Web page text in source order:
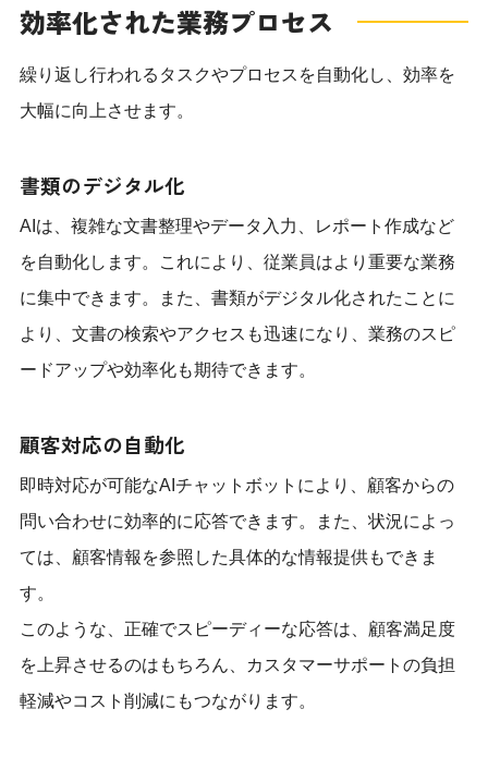
効率化された業務プロセス
繰り返し行われるタスクやプロセスを自動化し、効率を
大幅に向上させます。
書類のデジタル化
AIは、複雑な文書整理やデータ入力、レポート作成など
を自動化します。これにより、従業員はより重要な業務
に集中できます。また、書類がデジタル化されたことに
より、文書の検索やアクセスも迅速になり、業務のスピ
ードアップや効率化も期待できます。
顧客対応の自動化
即時対応が可能なAIチャットボットにより、顧客からの
問い合わせに効率的に応答できます。また、状況によっ
ては、顧客情報を参照した具体的な情報提供もできま
す。
このような、正確でスピーディーな応答は、顧客満足度
を上昇させるのはもちろん、カスタマーサポートの負担
軽減やコスト削減にもつながります。